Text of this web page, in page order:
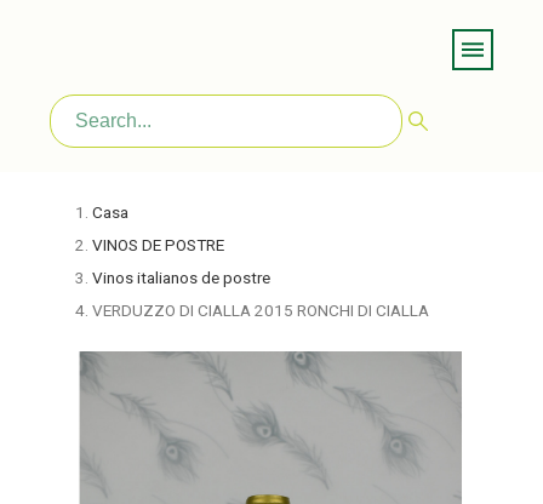
Casa
VINOS DE POSTRE
Vinos italianos de postre
VERDUZZO DI CIALLA 2015 RONCHI DI CIALLA